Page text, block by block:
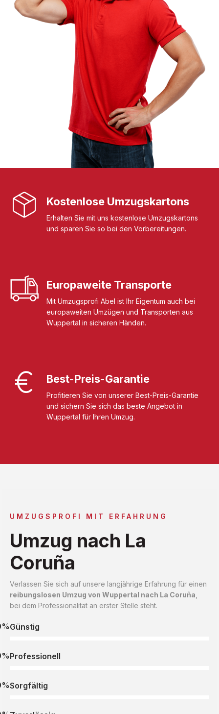
Kostenlose Umzugskartons
Erhalten Sie mit uns kostenlose Umzugskartons
und sparen Sie so bei den Vorbereitungen.
Europaweite Transporte
Mit Umzugsprofi Abel ist Ihr Eigentum auch bei
europaweiten Umzügen und Transporten aus
Wuppertal in sicheren Händen.
Best-Preis-Garantie
Profitieren Sie von unserer Best-Preis-Garantie
und sichern Sie sich das beste Angebot in
Wuppertal für Ihren Umzug.
UMZUGSPROFI MIT ERFAHRUNG
Umzug nach La
Coruña
Verlassen Sie sich auf unsere langjährige Erfahrung für einen
reibungslosen Umzug von Wuppertal nach La Coruña
bei dem Professionalität an erster Stelle steht.
Günstig
Professionell
Sorgfältig